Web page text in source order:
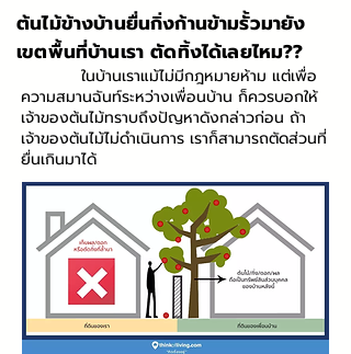
ต้นไม้ข้างบ้านยื่นกิ่งก้านข้ามรั้วมายัง
เขตพื้นที่บ้านเรา ตัดทิ้งได้เลยไหม??
ในบ้านเราแม้ไม่มีกฎหมายห้าม แต่เพื่อ
ความสมานฉันท์ระหว่างเพื่อนบ้าน ก็ควรบอกให้
เจ้าของต้นไม้ทราบถึงปัญหาดังกล่าวก่อน ถ้า
เจ้าของต้นไม้ไม่ดำเนินการ เราก็สามารถตัดส่วนที่
ยื่นเกินมาได้